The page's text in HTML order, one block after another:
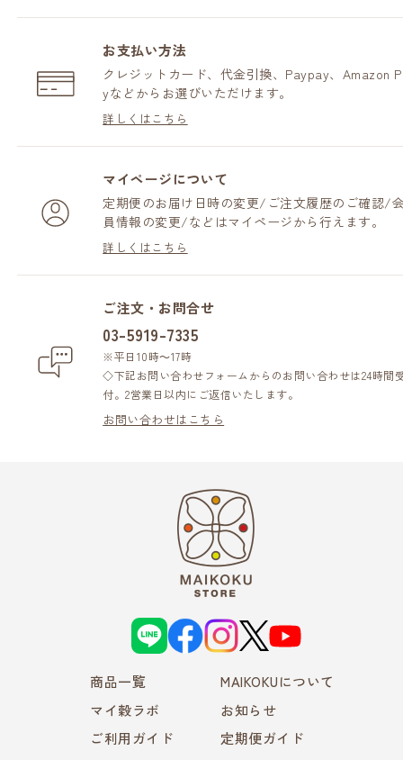
お支払い方法
クレジットカード、代金引換、Paypay、Amazon
yなどからお選びいただけます。
詳しくはこちら
マイページについて
定期便のお届け日時の変更/ご注文履歴のご確認/
員情報の変更/などはマイページから行えます。
詳しくはこちら
ご注文・お問合せ
03-5919-7335
※平日10時～17時
◇下記お問い合わせフォームからのお問い合わせは24時間
付。2営業日以内にご返信いたします。
お問い合わせはこちら
L
N
f
a
c
i
n
s
X
Y
o
u
u
e
商品一覧
MAIKOKUについて
マイ穀ラボ
お知らせ
ご利用ガイド
定期便ガイド